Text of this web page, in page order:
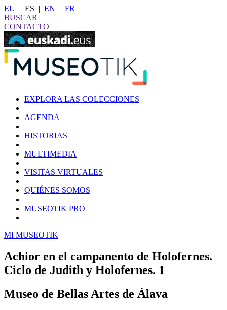
EU | ES | EN | FR
|
BUSCAR
CONTACTO
EXPLORA LAS COLECCIONES
|
AGENDA
|
HISTORIAS
|
MULTIMEDIA
|
VISITAS VIRTUALES
|
QUIÉNES SOMOS
|
MUSEOTIK PRO
|
MI MUSEOTIK
Achior en el campanento de Holofernes.
Ciclo de Judith y Holofernes. 1
Museo de Bellas Artes de Álava